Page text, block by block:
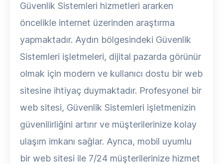
Güvenlik Sistemleri hizmetleri ararken
öncelikle internet üzerinden araştırma
yapmaktadır. Aydın bölgesindeki Güvenlik
Sistemleri işletmeleri, dijital pazarda görünür
olmak için modern ve kullanıcı dostu bir web
sitesine ihtiyaç duymaktadır. Profesyonel bir
web sitesi, Güvenlik Sistemleri işletmenizin
güvenilirliğini artırır ve müşterilerinize kolay
ulaşım imkanı sağlar. Ayrıca, mobil uyumlu
bir web sitesi ile 7/24 müşterilerinize hizmet